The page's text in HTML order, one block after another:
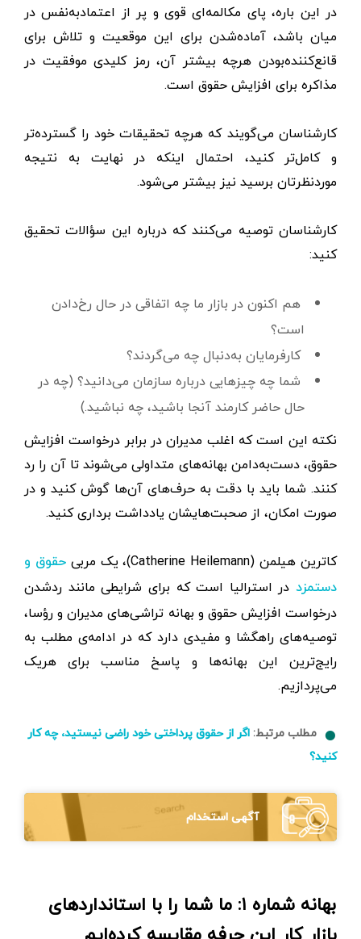
در این باره، پای مکالمه‌ای قوی و پر از اعتماد‌به‌نفس در
میان باشد، آماده‌شدن برای این موقعیت و تلاش برای
قانع‌کننده‌بودن هرچه بیشتر آن، رمز کلیدی موفقیت در
مذاکره برای افزایش حقوق است.
کارشناسان می‌گویند که هرچه تحقیقات خود را گسترده‌تر
و کامل‌تر کنید، احتمال اینکه در نهایت به نتیجه
موردنظرتان برسید نیز بیشتر می‌شود.
کارشناسان توصیه می‌کنند که درباره این سؤالات تحقیق
کنید:
هم اکنون در بازار ما چه اتفاقی در حال رخ‌دادن
است؟
کارفرمایان به‌دنبال چه می‌گردند؟
شما چه چیزهایی درباره سازمان می‌دانید؟ (چه در
حال حاضر کارمند آنجا باشید، چه نباشید.)
نکته این است که اغلب مدیران در برابر درخواست افزایش
حقوق، ‌دست‌به‌دامن بهانه‌های متداولی می‌شوند تا آن را رد
کنند. شما باید با دقت به حرف‌های آن‌ها گوش کنید و در
صورت امکان، از صحبت‌هایشان یادداشت برداری کنید.
کاترین هیلمن (Catherine Heilemann)، یک مربی
حقوق و
دستمزد در استرالیا است که برای شرایطی مانند ردشدن
درخواست افزایش حقوق و بهانه تراشی‌های مدیران و رؤسا،
توصیه‌های راهگشا و مفیدی دارد که در ادامه‌ی مطلب به
رایج‌ترین این بهانه‌ها و پاسخ مناسب برای هریک
می‌پردازیم.
مطلب مرتبط: اگر از حقوق پرداختی خود راضی نیستید، چه کار
کنید؟
آگهی استخدام
بهانه شماره ۱: ما شما را با استانداردهای